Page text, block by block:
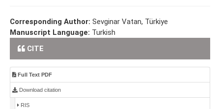
Corresponding Author: Sevginar Vatan, Türkiye
Manuscript Language: Turkish
CITE
Full Text PDF
Download citation
RIS